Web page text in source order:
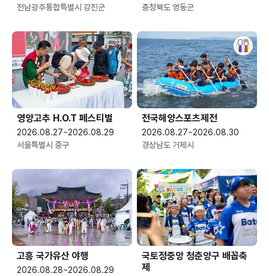
전남광주통합특별시 강진군 충청북도 영동군
영양고추 H.O.T 페스티벌
2026.08.27~2026.08.29
서울특별시 중구
전국해양스포츠제전
2026.08.27~2026.08.30
경상남도 거제시
고흥 국가유산 야행
2026.08.28~2026.08.29
국토정중앙 청춘양구 배꼽축
제